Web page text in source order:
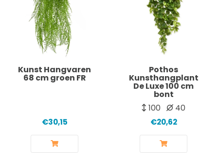
Kunst Hangvaren
68 cm groen FR
€30,15
Pothos
Kunsthangplant
De Luxe 100 cm
bont
100
40
€20,62